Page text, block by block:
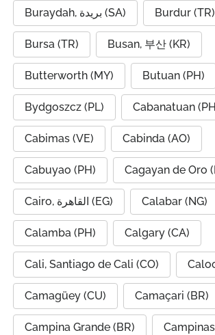
Buraydah, بريدة (SA) Burdur (TR)
Bursa (TR) Busan, 부산 (KR)
Butterworth (MY) Butuan (PH)
Bydgoszcz (PL) Cabanatuan
Cabimas (VE) Cabinda (AO)
Cabuyao (PH) Cagayan de Oro
Cairo, القاهرة (EG) Calabar (NG)
Calamba (PH) Calgary (CA)
Cali, Santiago de Cali (CO)
Camagüey (CU) Camaçari (BR)
Campina Grande (BR)